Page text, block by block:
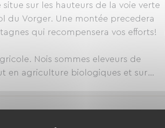
sur les hauteurs de la voie verte
du Vorger. Une montée precedera
qui recompensera vos efforts!
Nois sommes eleveurs de
en agriculture biologiques et sur
de notre région de montagne.